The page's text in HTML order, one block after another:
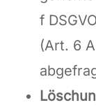
f
(Art. 6